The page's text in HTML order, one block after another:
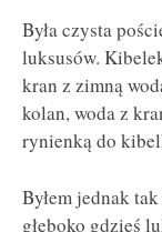
Była czysta
luksusów.
kran z zimną
kolan, woda z
rynienką do
Byłem jednak
głęboko gdzieś